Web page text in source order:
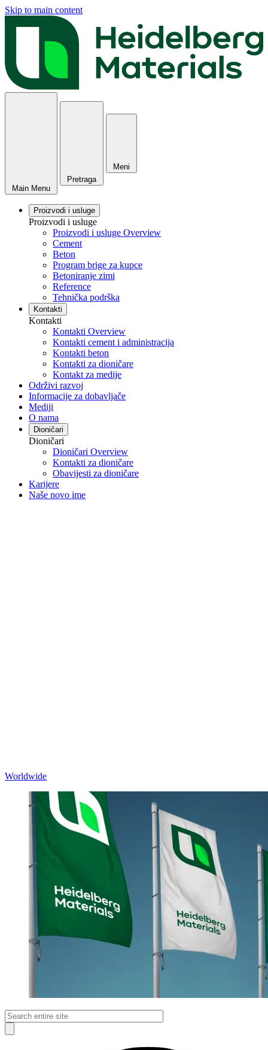
Skip to main content
Main Menu
Pretraga
Meni
Proizvodi i usluge
Proizvodi i usluge
Proizvodi i usluge Overview
Cement
Beton
Program brige za kupce
Betoniranje zimi
Reference
Tehnička podrška
Kontakti
Kontakti
Kontakti Overview
Kontakti cement i administracija
Kontakti beton
Kontakti za dioničare
Kontakt za medije
Održivi razvoj
Informacije za dobavljače
Mediji
O nama
Dioničari
Dioničari
Dioničari Overview
Kontakti za dioničare
Obavijesti za dioničare
Karijere
Naše novo ime
Worldwide